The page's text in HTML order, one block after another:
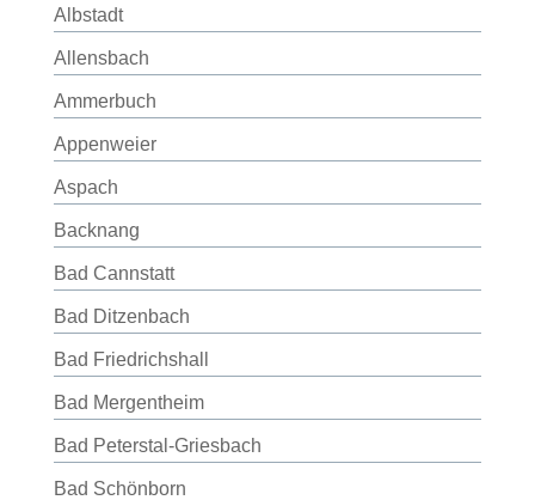
Albstadt
Allensbach
Ammerbuch
Appenweier
Aspach
Backnang
Bad Cannstatt
Bad Ditzenbach
Bad Friedrichshall
Bad Mergentheim
Bad Peterstal-Griesbach
Bad Schönborn